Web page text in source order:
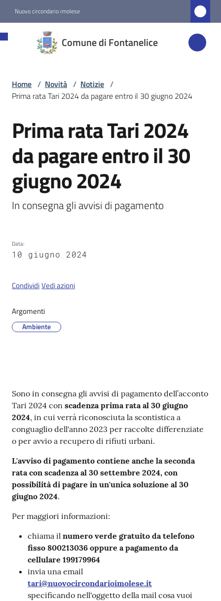
Nuovo circondario imolese
Comune di Fontanelice
Fontanelice
Amministrazione
Menu selezionato
Servizi
Vivere
Fontanelice
Servizi
line
Tutti
gli
argomenti
Home / Novità / Notizie /
Prima rata Tari 2024 da pagare entro il 30 giugno 2024
Salta al contenuto
Prima rata Tari 2024
da pagare entro il 30
giugno 2024
In consegna gli avvisi di pagamento
Data:
10 giugno 2024
CondividiVedi azioni
Argomenti
Ambiente
Contenuto
Sono in consegna gli avvisi di pagamento dell’acconto
Tari 2024 con scadenza prima rata al 30 giugno
2024, in cui verrà riconosciuta la scontistica a
conguaglio dell'anno 2023 per raccolte differenziate
o per avvio a recupero di rifiuti urbani.
L'avviso di pagamento contiene anche la seconda
rata con scadenza al 30 settembre 2024, con
possibilità di pagare in un'unica soluzione al 30
giugno 2024.
Per maggiori informazioni:
chiama il numero verde gratuito da telefono
fisso 800213036 oppure a pagamento da
cellulare 199179964
invia una email
tari@nuovocircondarioimolese.it
specificando nell'oggetto della mail cosa vuoi